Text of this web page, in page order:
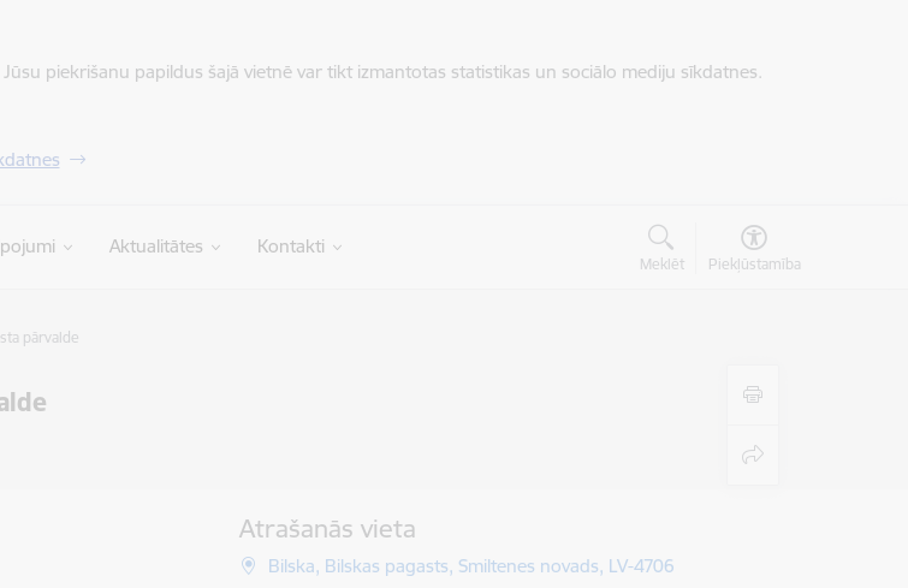
piekrišanu papildus šajā vietnē var tikt izmantotas statistikas un sociālo mediju sīkdatnes.
Aktualitātes Kontakti
Meklēt Piekļūstamība
pārvalde
Atrašanās vieta
Bilska, Bilskas pagasts, Smiltenes novads, LV-4706